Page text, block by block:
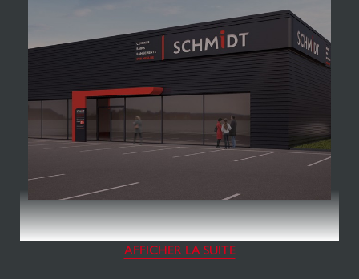
AFFICHER LA SUITE